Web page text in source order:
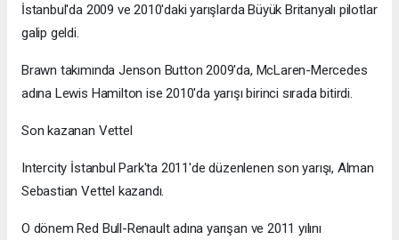
İstanbul'da 2009 ve 2010'daki yarışlarda Büyük Britanyalı pilotlar
galip geldi.
Brawn takımında Jenson Button 2009'da, McLaren-Mercedes
adına Lewis Hamilton ise 2010'da yarışı birinci sırada bitirdi.
Son kazanan Vettel
Intercity İstanbul Park'ta 2011'de düzenlenen son yarışı, Alman
Sebastian Vettel kazandı.
O dönem Red Bull-Renault adına yarışan ve 2011 yılını